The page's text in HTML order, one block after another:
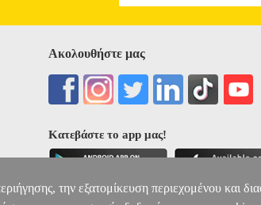
Ακολουθήστε μας
Κατεβάστε το app μας!
την εξατομίκευση περιεχομένου και